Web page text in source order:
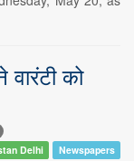
वारंटी को
Delhi Newspapers